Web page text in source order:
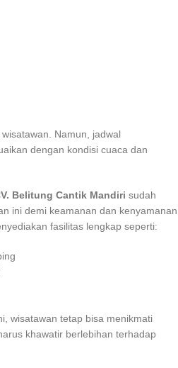
Namun, jadwal
dengan kondisi cuaca dan
Belitung Cantik Mandiri sudah
ini demi keamanan dan kenyamanan
fasilitas lengkap seperti:
wisatawan tetap bisa menikmati
khawatir berlebihan terhadap